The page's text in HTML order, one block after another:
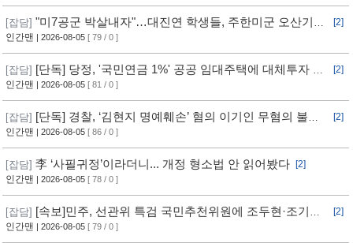
[잡담] "미7공군 박살내자"…대진연 학생들, 주한미군 오산기지
무단침입 [영상]
[2]
인간맨 | 2026-08-05 [ 79 / 0 ]
[잡담] [단독] 당정, '국민연금 1%' 공공 임대주택에 대체투자 검
토
[2]
인간맨 | 2026-08-05 [ 81 / 0 ]
[잡담] [단독] 경찰, ‘김현지 명예훼손’ 혐의 이기인 무혐의 불송
치
[2]
인간맨 | 2026-08-05 [ 86 / 0 ]
[잡담] 李 ‘사필귀정’이라더니... 개정 형소법 안 읽어봤다 [2]
인간맨 | 2026-08-05 [ 78 / 0 ]
[잡담] [속보]민주, 선관위 특검 국민추천위원에 조두현·조기연
변호사, 하상응 교수 추천
[2]
인간맨 | 2026-08-05 [ 79 / 0 ]